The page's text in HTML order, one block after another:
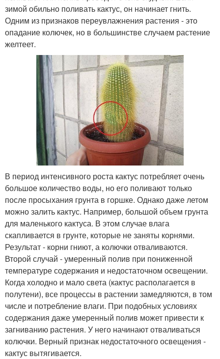
зимой обильно поливать кактус, он начинает гнить.
Одним из признаков переувлажнения растения - это
опадание колючек, но в большинстве случаем растение
желтеет.
В период интенсивного роста кактус потребляет очень
большое количество воды, но его поливают только
после просыхания грунта в горшке. Однако даже летом
можно залить кактус. Например, большой объем грунта
для маленького кактуса. В этом случае влага
скапливается в грунте, которые не заняты корнями.
Результат - корни гниют, а колючки отваливаются.
Второй случай - умеренный полив при пониженной
температуре содержания и недостаточном освещении.
Когда холодно и мало света (кактус располагается в
полутени), все процессы в растении замедляются, в том
числе и потребление влаги. При подобных условиях
содержания даже умеренный полив может привести к
загниванию растения. У него начинают отваливаться
колючки. Верный признак недостаточного освещения -
кактус вытягивается.